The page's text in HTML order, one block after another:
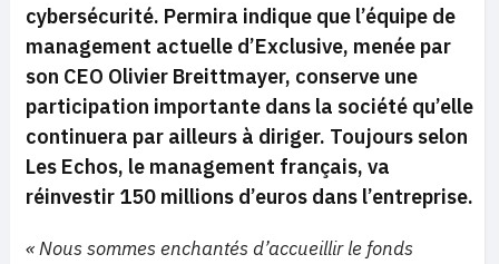
cybersécurité. Permira indique que l’équipe de
management actuelle d’Exclusive, menée par
son CEO Olivier Breittmayer, conserve une
participation importante dans la société qu’elle
continuera par ailleurs à diriger. Toujours selon
Les Echos, le management français, va
réinvestir 150 millions d’euros dans l’entreprise.
« Nous sommes enchantés d’accueillir le fonds